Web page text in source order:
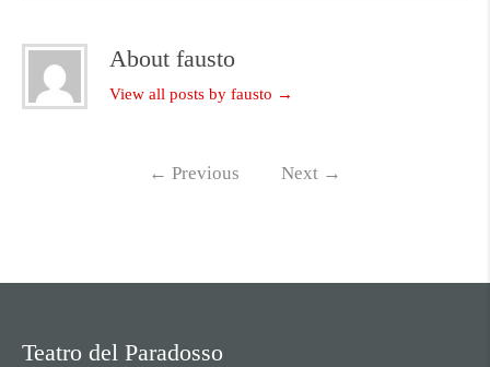
About fausto
View all posts by fausto →
← Previous Next →
Teatro del Paradosso